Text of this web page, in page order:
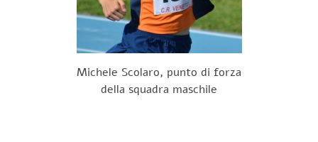
Michele Scolaro, punto di forza
della squadra maschile